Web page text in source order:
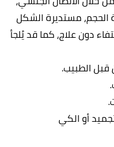
مستديرة الشكل
دون علاج، كما قد يُلجأ
الطبيب.
أو الكي